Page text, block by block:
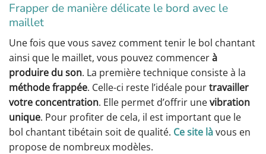
Frapper de manière délicate le bord avec le
maillet
Une fois que vous savez comment tenir le bol chantant
ainsi que le maillet, vous pouvez commencerà
produire du son. La première technique consiste à la
méthode frappée. Celle-ci reste l’idéale pourtravailler
votre concentration. Elle permet d’offrir unevibration
unique. Pour profiter de cela, il est important que le
bol chantant tibétain soit de qualité. Ce site làvous en
propose de nombreux modèles.